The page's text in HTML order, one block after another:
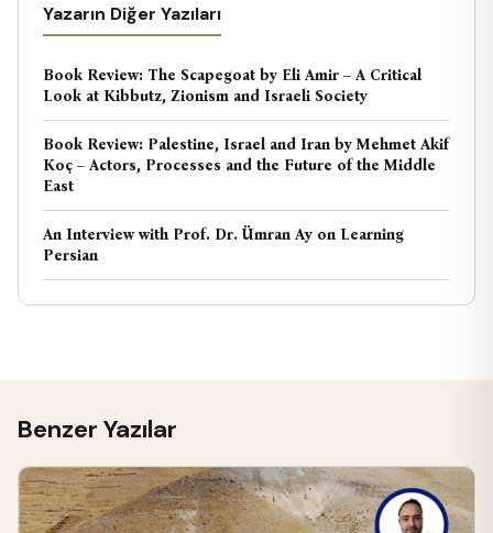
Yazarın Diğer Yazıları
Book Review: The Scapegoat by Eli Amir – A Critical
Look at Kibbutz, Zionism and Israeli Society
Book Review: Palestine, Israel and Iran by Mehmet Akif
Koç – Actors, Processes and the Future of the Middle
East
An Interview with Prof. Dr. Ümran Ay on Learning
Persian
Benzer Yazılar